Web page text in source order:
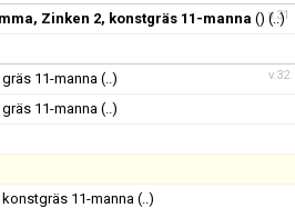
v.31
Zinken 2, konstgräs 11-manna () (..)
v.32
11-manna (..)
11-manna (..)
11-manna (..)